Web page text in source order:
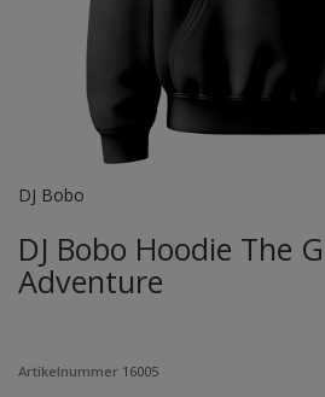
DJ Bobo
DJ Bobo Hoodie The
Adventure
Artikelnummer 16005